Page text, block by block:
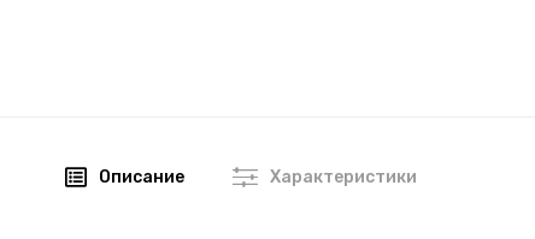
Описание Характеристики